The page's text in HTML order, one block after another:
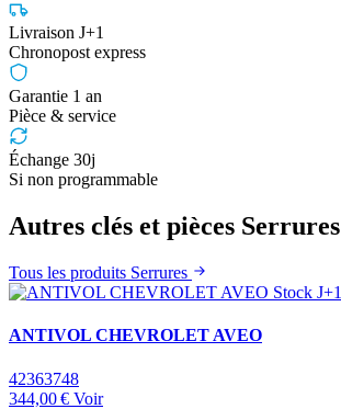
Livraison J+1
Chronopost express
Garantie 1 an
Pièce & service
Échange 30j
Si non programmable
Autres clés et pièces Serrures
Tous les produits Serrures
Stock J+1
ANTIVOL CHEVROLET AVEO
42363748
344,00 € Voir